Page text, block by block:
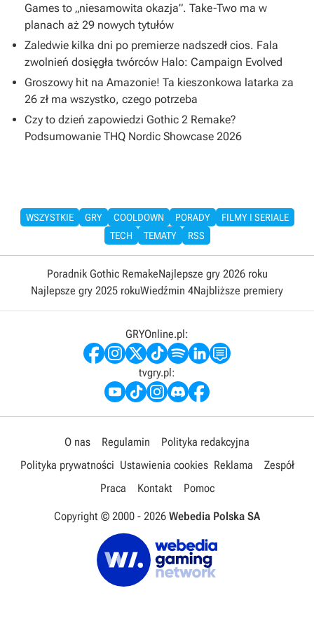
Games to „niesamowita okazja”. Take-Two ma w
planach aż 29 nowych tytułów
Zaledwie kilka dni po premierze nadszedł cios. Fala
zwolnień dosięgła twórców Halo: Campaign Evolved
Groszowy hit na Amazonie! Ta kieszonkowa latarka za
26 zł ma wszystko, czego potrzeba
Czy to dzień zapowiedzi Gothic 2 Remake?
Podsumowanie THQ Nordic Showcase 2026
WSZYSTKIE GRY COOLDOWN PORADY
FILMY I SERIALE
TECH
TEMATY RSS
Poradnik Gothic RemakeNajlepsze gry 2026 roku
Najlepsze gry 2025 rokuWiedźmin 4Najbliższe premiery
GRYOnline.pl:
tvgry.pl:
O nas Regulamin
Polityka redakcyjna
Polityka prywatności Ustawienia cookies Reklama
Zespół
Praca
Kontakt Pomoc
Copyright © 2000 - 2026 Webedia Polska SA